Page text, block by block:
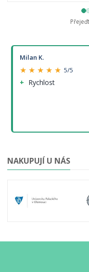
Milan K.
★ ★ ★ ★ ★ 5/5
Rychlost
NAKUPUJÍ U NÁS